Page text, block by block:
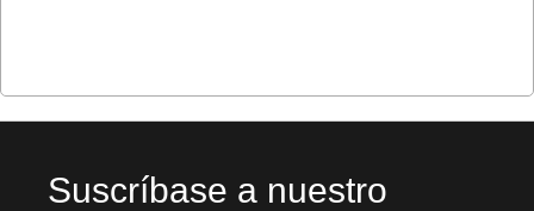
Suscríbase a nuestro